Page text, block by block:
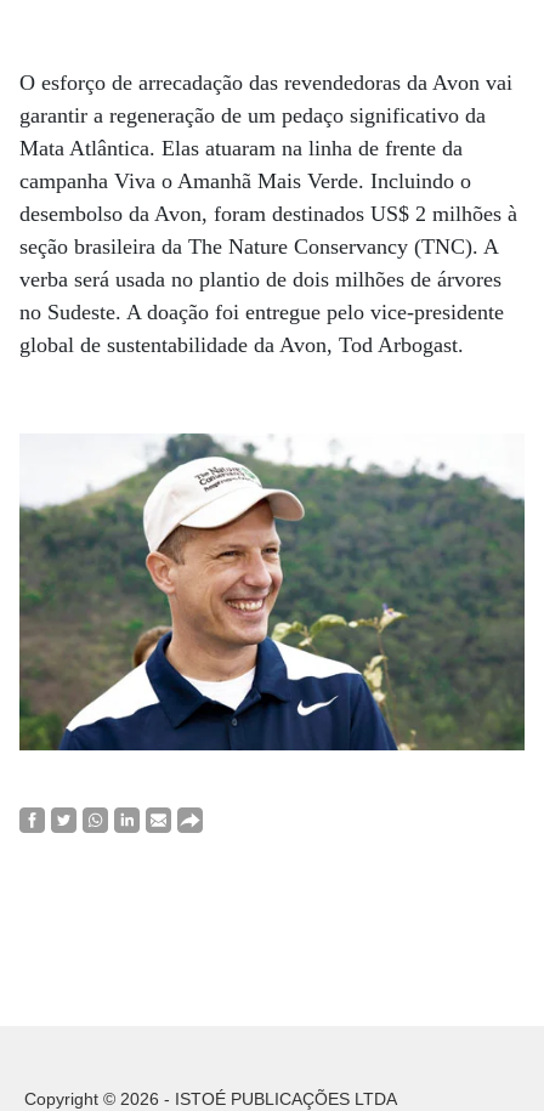
O esforço de arrecadação das revendedoras da Avon vai
garantir a regeneração de um pedaço significativo da
Mata Atlântica. Elas atuaram na linha de frente da
campanha Viva o Amanhã Mais Verde. Incluindo o
desembolso da Avon, foram destinados US$ 2 milhões à
seção brasileira da The Nature Conservancy (TNC). A
verba será usada no plantio de dois milhões de árvores
no Sudeste. A doação foi entregue pelo vice-presidente
global de sustentabilidade da Avon, Tod Arbogast.
Copyright © 2026 - ISTOÉ PUBLICAÇÕES LTDA